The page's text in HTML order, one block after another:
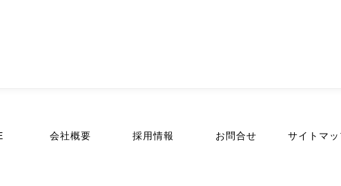
会社概要 採用情報 お問合せ サイトマ